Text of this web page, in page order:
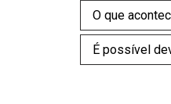
O que
É possível